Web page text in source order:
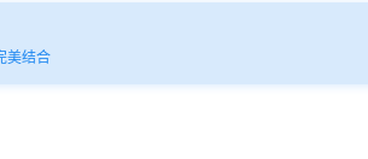
美结合